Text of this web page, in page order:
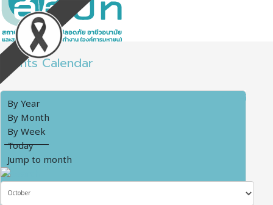
Events Calendar
By Year
By Month
By Week
Today
Jump to month